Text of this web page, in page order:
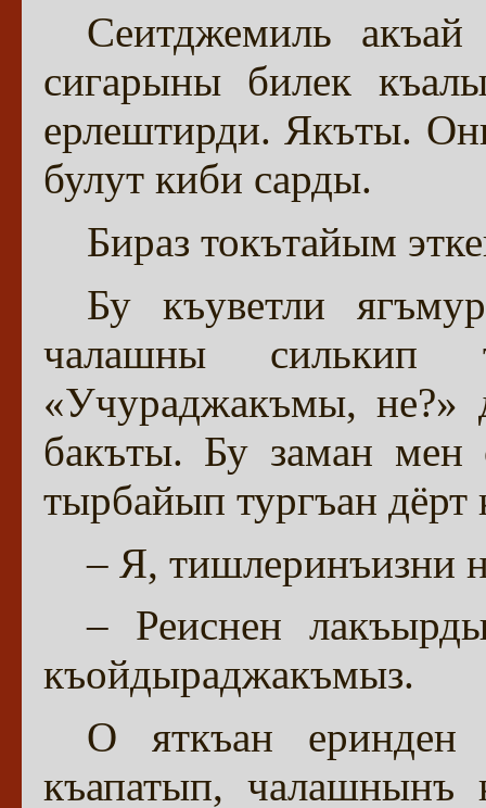
Сеитджемиль
сигарыны билек
ерлештирди. Якъты.
булут киби сарды.
Бираз токътайым
Бу къуветли
чалашны силькип
«Учураджакъмы, не?»
бакъты. Бу заман мен
тырбайып тургъан
– Я, тишлеринъизни
– Реиснен
къойдыраджакъмыз.
О яткъан еринден
къапатып,